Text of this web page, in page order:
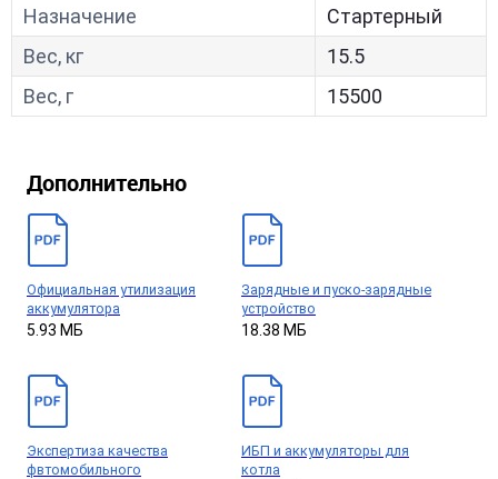
Назначение
Стартерный
Вес, кг
15.5
Вес, г
15500
Дополнительно
Официальная утилизация
аккумулятора
5.93 МБ
Зарядные и пуско-зарядные
устройство
18.38 МБ
Экспертиза качества
фвтомобильного
ИБП и аккумуляторы для
котла